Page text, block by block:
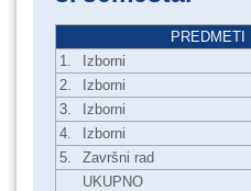
PREDMETI
1.
Izborni
2.
Izborni
3.
Izborni
4.
Izborni
5.
Završni rad
UKUPNO